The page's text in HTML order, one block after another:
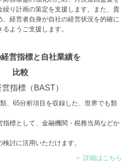
り計画の策定を支援します。また、貴
経営者自身が自社の経営状況を的確に
ようご支援します。
営指標と自社業績を
比較
指標（BAST）
、65分析項目を収録した、世界でも類
標として、金融機関・税務当局などか
討に活用いただけます。
＞ 詳細はこちら